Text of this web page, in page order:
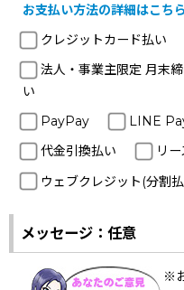
お支払い方法の詳細はこちら
クレジットカード払い
法人・事業主限定 月末
い
PayPay
LINE
代金引換払い
リ
ウェブクレジット(分割
メッセージ：任意
※